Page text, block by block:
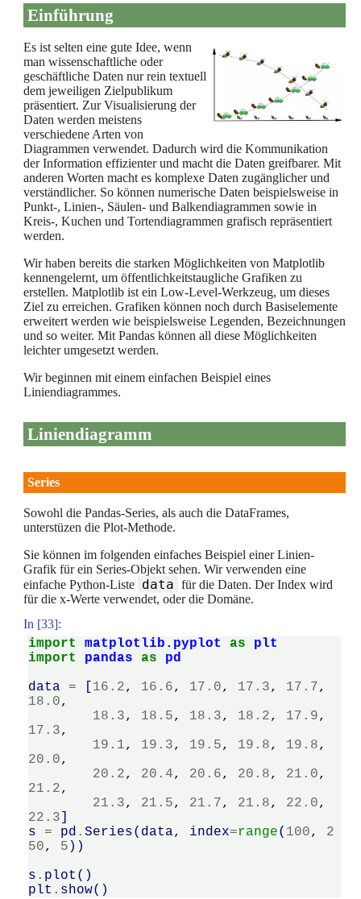
Einführung
Es ist selten eine gute Idee, wenn
man wissenschaftliche oder
geschäftliche Daten nur rein textuell
dem jeweiligen Zielpublikum
präsentiert. Zur Visualisierung der
Daten werden meistens
verschiedene Arten von
Diagrammen verwendet. Dadurch wird die Kommunikation
der Information effizienter und macht die Daten greifbarer. Mit
anderen Worten macht es komplexe Daten zugänglicher und
verständlicher. So können numerische Daten beispielsweise in
Punkt-, Linien-, Säulen- und Balkendiagrammen sowie in
Kreis-, Kuchen und Tortendiagrammen grafisch repräsentiert
werden.
Wir haben bereits die starken Möglichkeiten von Matplotlib
kennengelernt, um öffentlichkeitstaugliche Grafiken zu
erstellen. Matplotlib ist ein Low-Level-Werkzeug, um dieses
Ziel zu erreichen. Grafiken können noch durch Basiselemente
erweitert werden wie beispielsweise Legenden, Bezeichnungen
und so weiter. Mit Pandas können all diese Möglichkeiten
leichter umgesetzt werden.
Wir beginnen mit einem einfachen Beispiel eines
Liniendiagrammes.
Liniendiagramm
Series
Sowohl die Pandas-Series, als auch die DataFrames,
unterstüzen die Plot-Methode.
Sie können im folgenden einfaches Beispiel einer Linien-
Grafik für ein Series-Objekt sehen. Wir verwenden eine
einfache Python-Liste data für die Daten. Der Index wird
für die x-Werte verwendet, oder die Domäne.
In [33]:
import matplotlib.pyplot as
plt
import
pandas as
pd
data
= 16.2, 16.6, 17.0, 17.3, 17.7 ,
18.0,
18.3, 18.5, 18.3, 18.2, 17.9,
17.3,
19.1, 19.3, 19.5, 19.8, 19.8,
20.0,
20.2, 20.4, 20.6, 20.8, 21.0,
21.2,
21.3, 21.5, 21.7 , 21.8, 22.0,
22.3
s
= pd .Series( data, index=range( 100,
2
50, 5 ))
s . plot ()
plt . show()